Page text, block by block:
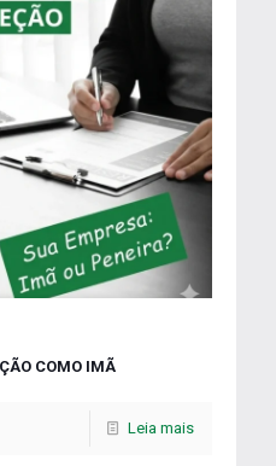
COMO IMÃ
Leia mais